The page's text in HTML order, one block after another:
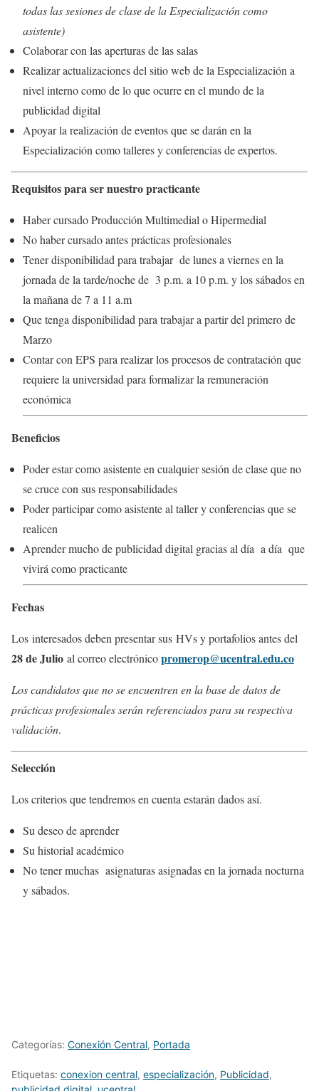
todas las sesiones de clase de la Especialización como
asistente)
Colaborar con las aperturas de las salas
Realizar actualizaciones del sitio web de la Especialización a
nivel interno como de lo que ocurre en el mundo de la
publicidad digital
Apoyar la realización de eventos que se darán en la
Especialización como talleres y conferencias de expertos.
Requisitos para ser nuestro practicante
Haber cursado Producción Multimedial o Hipermedial
No haber cursado antes prácticas profesionales
Tener disponibilidad para trabajar de lunes a viernes en la
jornada de la tarde/noche de 3 p.m. a 10 p.m. y los sábados en
la mañana de 7 a 11 a.m
Que tenga disponibilidad para trabajar a partir del primero de
Marzo
Contar con EPS para realizar los procesos de contratación que
requiere la universidad para formalizar la remuneración
económica
Beneficios
Poder estar como asistente en cualquier sesión de clase que no
se cruce con sus responsabilidades
Poder participar como asistente al taller y conferencias que se
realicen
Aprender mucho de publicidad digital gracias al día a día que
vivirá como practicante
Fechas
Los interesados deben presentar sus HVs y portafolios antes del
28 de Julio al correo electrónicopromerop@ucentral.edu.co
Los candidatos que no se encuentren en la base de datos de
prácticas profesionales serán referenciados para su respectiva
validación.
Selección
Los criterios que tendremos en cuenta estarán dados así.
Su deseo de aprender
Su historial académico
No tener muchas asignaturas asignadas en la jornada nocturna
y sábados.
Categorías: Conexión Central, Portada
Etiquetas: conexion central, especialización, Publicidad,